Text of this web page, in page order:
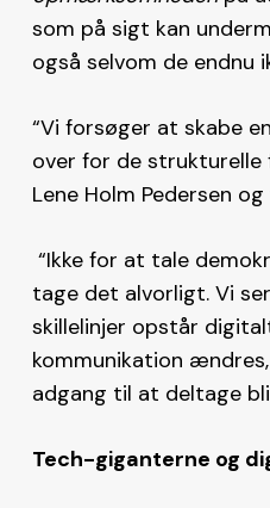
som på sigt kan
også selvom de endnu
“Vi forsøger at skabe
over for de strukturelle
Lene Holm Pedersen
“Ikke for at tale
tage det alvorligt. Vi
skillelinjer opstår
kommunikation
adgang til at deltage
Tech-giganterne og